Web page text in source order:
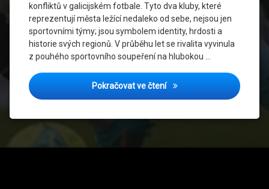
konfliktů v galicijském fotbale. Tyto dva kluby, které
reprezentují města ležící nedaleko od sebe, nejsou jen
sportovními týmy; jsou symbolem identity, hrdosti a
historie svých regionů. V průběhu let se rivalita vyvinula
z pouhého sportovního soupeření na hlubokou …
Pokračovat ve čteníCelta a Deportivo: Příběh
Španělský
fotbal
Taktika
a styl